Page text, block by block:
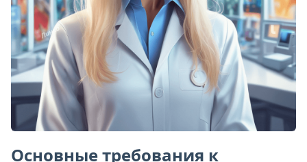
Основные требования к